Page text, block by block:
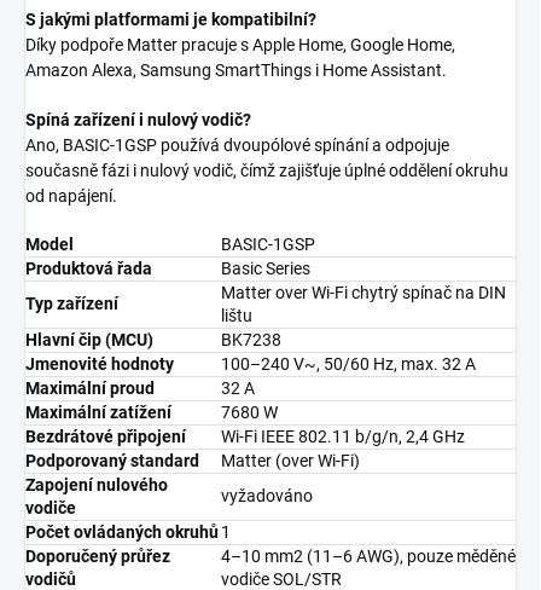
S jakými platformami je kompatibilní?
Díky podpoře Matter pracuje s Apple Home, Google Home,
Amazon Alexa, Samsung SmartThings i Home Assistant.
Spíná zařízení i nulový vodič?
Ano, BASIC-1GSP používá dvoupólové spínání a odpojuje
současně fázi i nulový vodič, čímž zajišťuje úplné oddělení okruhu
od napájení.
Model
BASIC-1GSP
Produktová řada
Basic Series
Typ zařízení
Matter over Wi-Fi chytrý spínač na DIN
lištu
Hlavní čip (MCU)
BK7238
Jmenovité hodnoty
100–240 V~, 50/60 Hz, max. 32 A
Maximální proud
32 A
Maximální zatížení
7680 W
Bezdrátové připojení
Wi-Fi IEEE 802.11 b/g/n, 2,4 GHz
Podporovaný standard
Matter (over Wi-Fi)
Zapojení nulového
vodiče
vyžadováno
Počet ovládaných okruhů1
Doporučený průřez
vodičů
4–10 mm2 (11–6 AWG), pouze měděné
vodiče SOL/STR